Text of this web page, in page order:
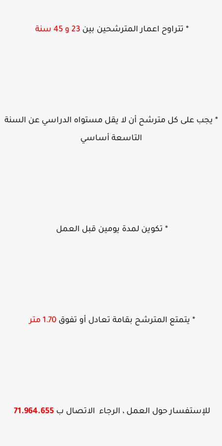
* تتراوح اعمار المترشحين بين23 و 45 سنة
على كل مترشح أن لا يقل مستواه الدراسي عن السنة
التاسعة أساسي
* تكوين لمدة يومين قبل العمل
* يتمتع المترشح بقامة تعادل أو تفوق1.70 متر
للإستفسار حول العمل ، الرجاء الاتصال ب71.964.655